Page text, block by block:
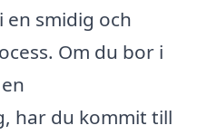
smidig och
Om du bor i
har du kommit till